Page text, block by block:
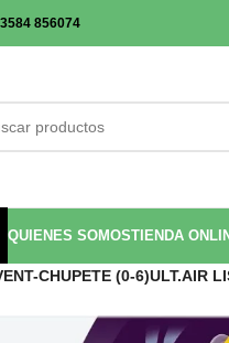
856074
QUIENES SOMOSTIENDA
CHUPETE (0-6)ULT.AIR